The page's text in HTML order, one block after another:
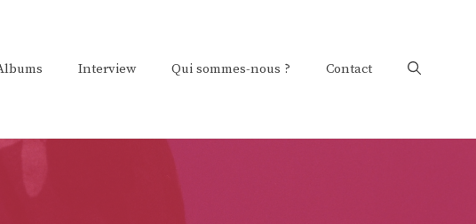
Interview Qui sommes-nous ? Contact